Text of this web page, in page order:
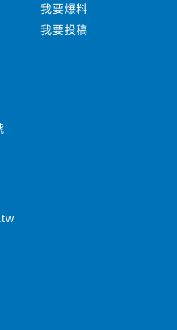
我要爆料
我要投稿